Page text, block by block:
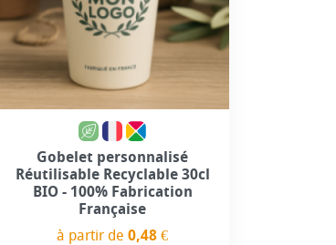
Gobelet personnalisé
Réutilisable Recyclable 30cl
BIO - 100% Fabrication
Française
à partir de0,48 €